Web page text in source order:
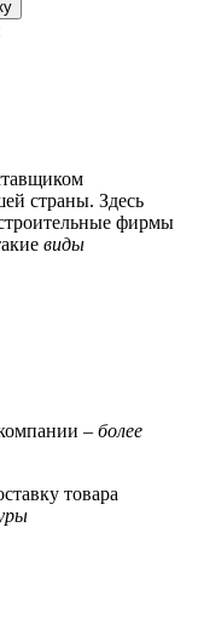
страны. Здесь
фирмы
виды
– более
товара